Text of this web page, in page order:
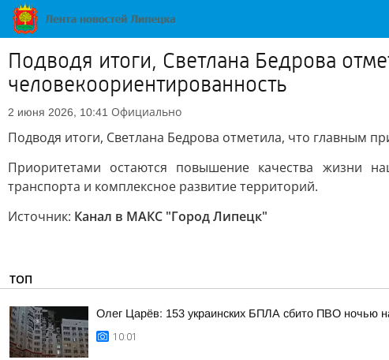
Подводя итоги, Светлана Бедрова
человекоориентированность
2 июня 2026, 10:41 Официально
Подводя итоги, Светлана Бедрова отметила, что главным
Приоритетами остаются повышение качества жизни
транспорта и комплексное развитие территорий.
Источник: Канал в МАКС "Город Липецк"
ТОП
Олег Царёв: 153 украинских БПЛА сбито ПВО ночью
10:01